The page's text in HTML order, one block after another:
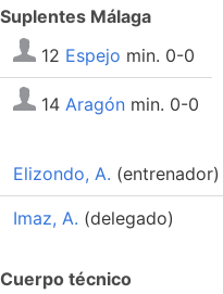
Suplentes Málaga
12 Espejo min. 0-0
14 Aragón min. 0-0
Elizondo, A. (entrenador)
Imaz, A. (delegado)
Cuerpo técnico